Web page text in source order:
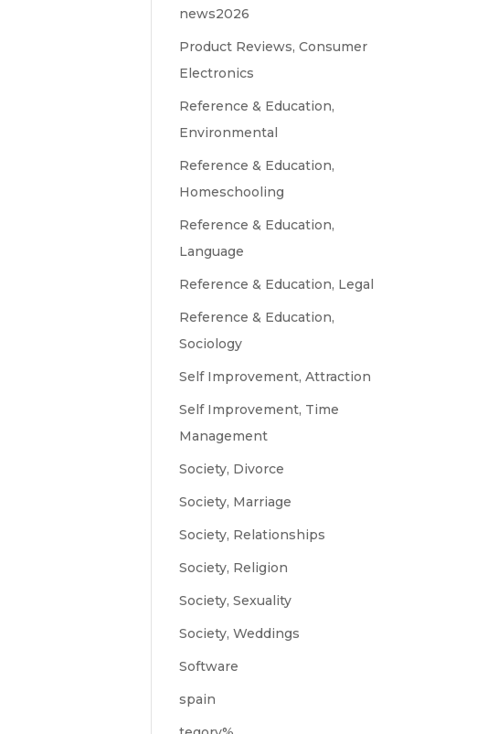
news2026
Product Reviews, Consumer
Electronics
Reference & Education,
Environmental
Reference & Education,
Homeschooling
Reference & Education,
Language
Reference & Education, Legal
Reference & Education,
Sociology
Self Improvement, Attraction
Self Improvement, Time
Management
Society, Divorce
Society, Marriage
Society, Relationships
Society, Religion
Society, Sexuality
Society, Weddings
Software
spain